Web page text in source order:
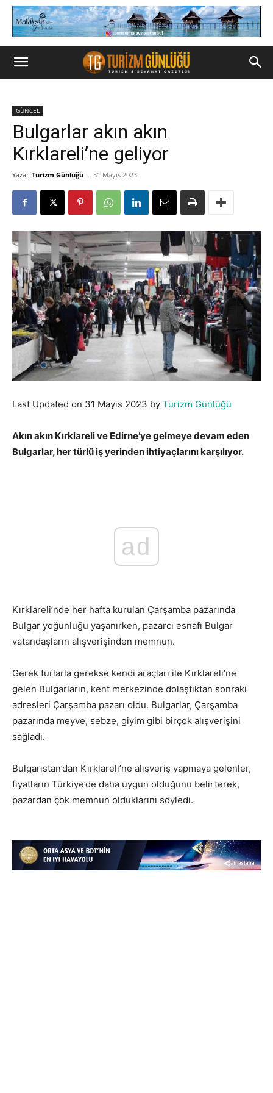
GÜNCEL
Bulgarlar akın akın
Kırklareli’ne geliyor
Yazar Turizm Günlüğü - 31 Mayıs 2023
Last Updated on 31 Mayıs 2023 by Turizm Günlüğü
Akın akın Kırklareli ve Edirne’ye gelmeye devam eden
Bulgarlar, her türlü iş yerinden ihtiyaçlarını karşılıyor.
ad
Kırklareli’nde her hafta kurulan Çarşamba pazarında
Bulgar yoğunluğu yaşanırken, pazarcı esnafı Bulgar
vatandaşların alışverişinden memnun.
Gerek turlarla gerekse kendi araçları ile Kırklareli’ne
gelen Bulgarların, kent merkezinde dolaştıktan sonraki
adresleri Çarşamba pazarı oldu. Bulgarlar, Çarşamba
pazarında meyve, sebze, giyim gibi birçok alışverişini
sağladı.
Bulgaristan’dan Kırklareli’ne alışveriş yapmaya gelenler,
fiyatların Türkiye’de daha uygun olduğunu belirterek,
pazardan çok memnun olduklarını söyledi.